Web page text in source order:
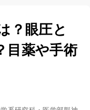
？眼圧と
目薬や手術